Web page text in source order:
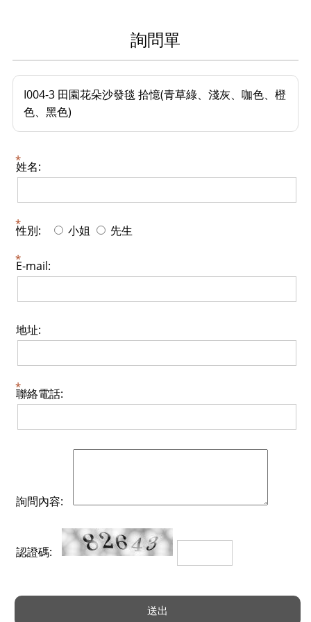
詢問單
I004-3 田園花朵沙發毯 拾憶(青草綠、淺灰、咖色、橙
色、黑色)
姓名:
性別: 小姐 先生
E-mail:
地址:
聯絡電話:
詢問內容:
認證碼: